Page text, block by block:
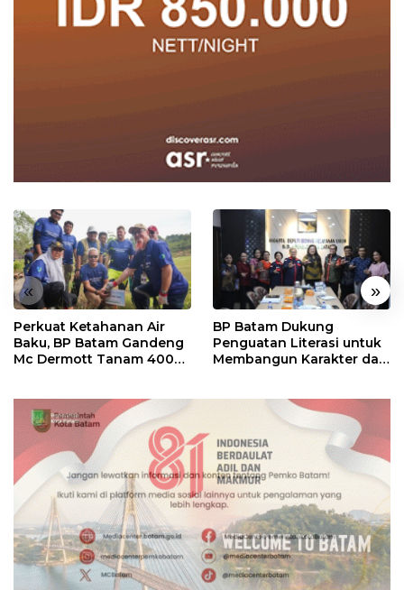
« »
Perkuat Ketahanan Air
Baku, BP Batam Gandeng
Mc Dermott Tanam 400
BP Batam Dukung
Penguatan Literasi untuk
Membangun Karakter dan